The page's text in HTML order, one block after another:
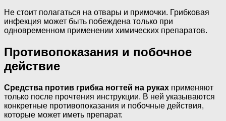
Не стоит полагаться на отвары и примочки. Грибковая
инфекция может быть побеждена только при
одновременном применении химических препаратов.
Противопоказания и побочное
действие
Средства против грибка ногтей на руках применяют
только после прочтения инструкции. В ней указываются
конкретные противопоказания и побочные действия,
которые может иметь препарат.